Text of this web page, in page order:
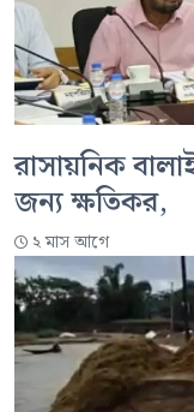
রাসায়নিক
জন্য ক্ষতিকর,
২ মাস আগে